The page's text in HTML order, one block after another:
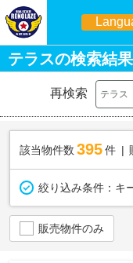
日
テラスの検索結
再検索
該当物件数 395件
絞り込み条件： キ
販売物件のみ